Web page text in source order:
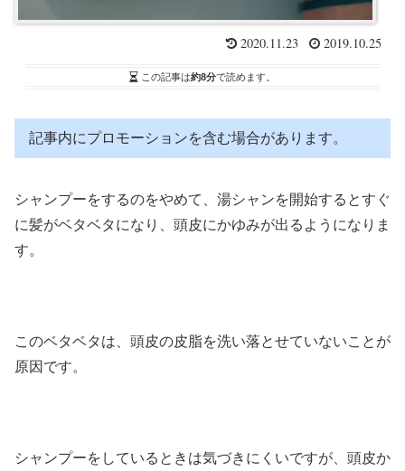
2020.11.23 2019.10.25
この記事は約8分で読めます。
記事内にプロモーションを含む場合があります。
シャンプーをするのをやめて、湯シャンを開始するとすぐ
に髪がベタベタになり、頭皮にかゆみが出るようになりま
す。
このベタベタは、頭皮の皮脂を洗い落とせていないことが
原因です。
シャンプーをしているときは気づきにくいですが、頭皮か